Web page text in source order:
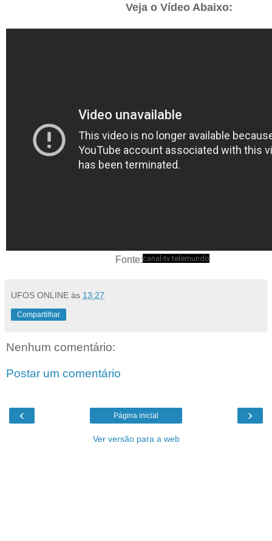
Veja o Vídeo Abaixo:
Fonte:canal-tv telemundo
UFOS ONLINE às 13:27
Compartilhar
Nenhum comentário:
Postar um comentário
‹ ›
Página inicial
Ver versão para a web